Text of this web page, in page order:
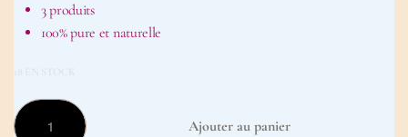
3 produits
100% pure et naturelle
Ajouter au panier